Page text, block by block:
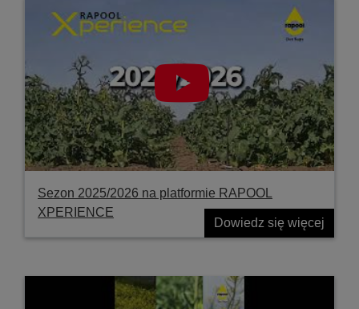
Sezon 2025/2026 na platformie RAPOOL
XPERIENCE
Dowiedz się więcej